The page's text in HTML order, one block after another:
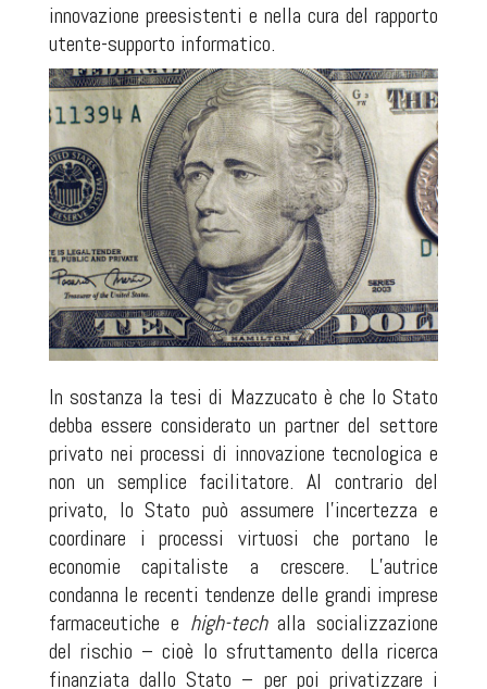
innovazione preesistenti e nella cura del rapporto
utente-supporto informatico.
In sostanza la tesi di Mazzucato è che lo Stato
debba essere considerato un partner del settore
privato nei processi di innovazione tecnologica e
non un semplice facilitatore. Al contrario del
privato, lo Stato può assumere l’incertezza e
coordinare i processi virtuosi che portano le
economie capitaliste a crescere. L’autrice
condanna le recenti tendenze delle grandi imprese
farmaceutiche e high-techalla socializzazione
del rischio – cioè lo sfruttamento della ricerca
finanziata dallo Stato – per poi privatizzare i